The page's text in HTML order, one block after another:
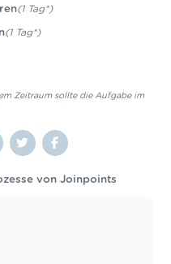
(1 Tag*)
(1 Tag*)
Zeitraum sollte die Aufgabe im
von Joinpoints